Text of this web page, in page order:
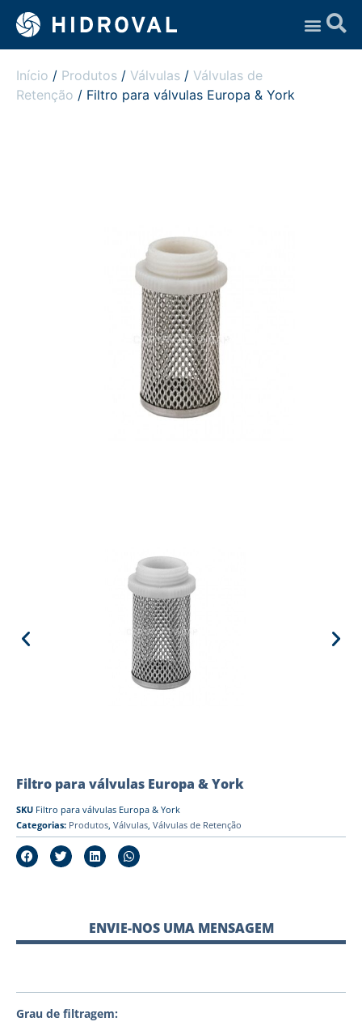
Início / Produtos / Válvulas / Válvulas de
Retenção / Filtro para válvulas Europa & York
Filtro para válvulas Europa & York
SKU Filtro para válvulas Europa & York
Categorias: Produtos, Válvulas, Válvulas de Retenção
ENVIE-NOS UMA MENSAGEM
Grau de filtragem: